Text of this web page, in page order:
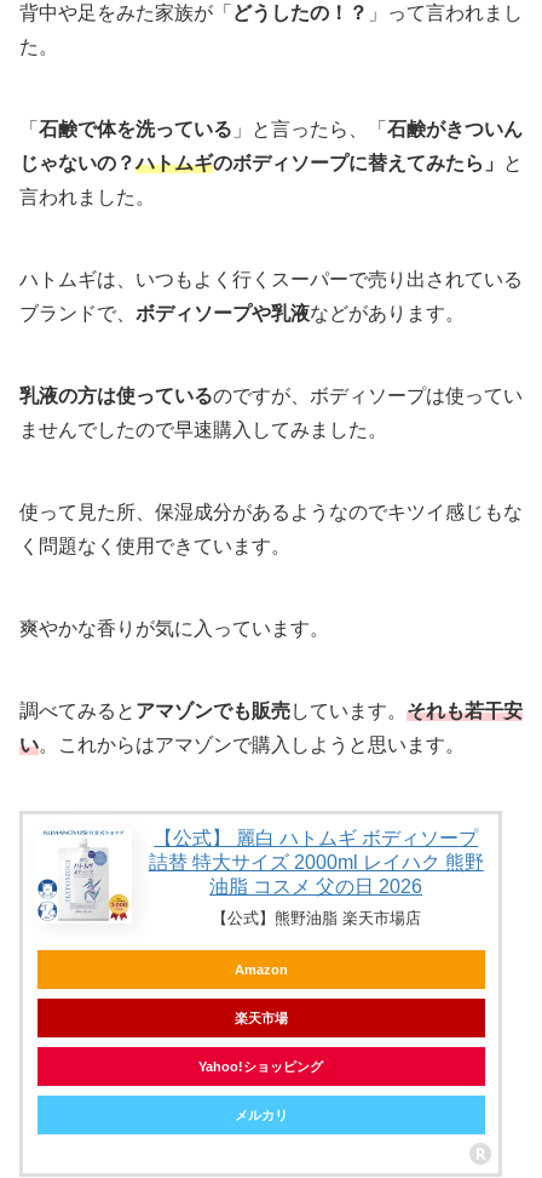
背中や足をみた家族が「 どうしたの！？ 」って言われまし
た。
「 石鹸で体を洗っている 」と言ったら、「 石鹸がきついん
じゃないの？ハトムギのボディソープに替えてみたら」
と
言われました。
ハトムギは、いつもよく行くスーパーで売り出されている
ブランドで、 ボディソープや乳液などがあります。
乳液の方は使っているのですが、ボディソープは使ってい
ませんでしたので早速購入してみました。
使って見た所、保湿成分があるようなのでキツイ感じもな
く問題なく使用できています。
爽やかな香りが気に入っています。
調べてみると アマゾンでも販売しています。 それも若干安
い。これからはアマゾンで購入しようと思います。
【公式】 麗白 ハトムギ ボディソープ
詰替 特大サイズ 2000ml レイハク 熊野
油脂 コスメ 父の日 2026
【公式】熊野油脂 楽天市場店
Amazon
楽天市場
Yahoo!ショッピング
メルカリ